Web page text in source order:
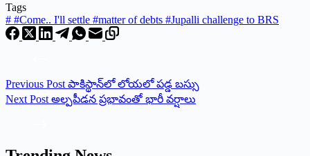
Tags
# #Come.. I'll settle #matter of debts #Jupalli challenge to BRS
Previous Post పాకిస్థాన్‌లో లోయలో పడ్డ బస్సు
Next Post అల్పపీడన ప్రభావంతో భారీ వర్షాలు